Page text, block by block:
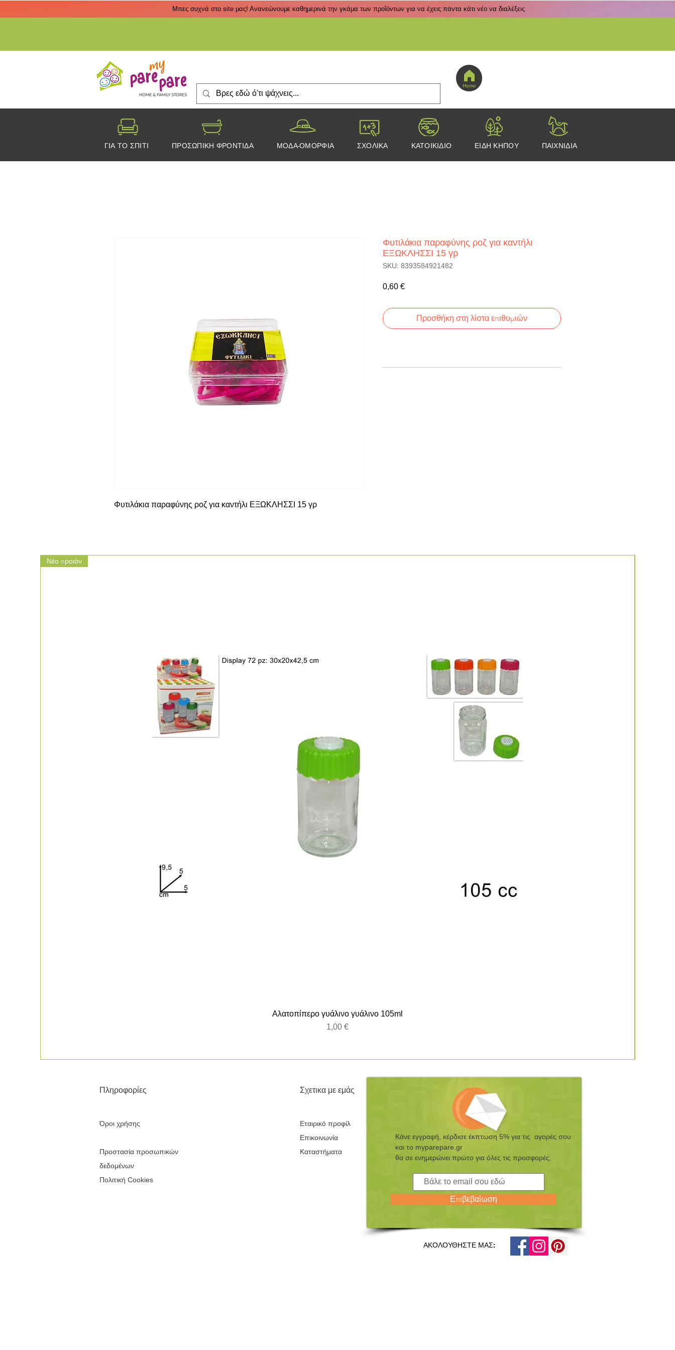
Μπες συχνά στο site μας! Ανανεώνουμε καθημερινά την γκάμα των προΐόντων για να έχεις πάντα κάτι νέο να διαλέξεις
Home
ΓΙΑ ΤΟ ΣΠΙΤΙ ΠΡΟΣΩΠΙΚΗ ΦΡΟΝΤΙΔΑ ΜΟΔΑ-ΟΜΟΡΦΙΑ ΣΧΟΛΙΚΑ ΚΑΤΟΙΚΙΔΙΟ ΕΙΔΗ ΚΗΠΟΥ ΠΑΙΧΝΙΔΙΑ
Φυτιλάκια παραφύνης ροζ για καντήλι ΕΞΩΚΛΗΣΣΙ 15 γρ
Φυτιλάκια παραφύνης ροζ για καντήλι
ΕΞΩΚΛΗΣΣΙ 15 γρ
SKU: 8393584921482
0,60 €Τιμή
Προσθήκη στη λίστα επιθυμιών
Νέο προιόν
Αλατοπίπερο γυάλινο γυάλινο 105ml
Τιμή
1,00 €
Πληροφορίες
Όροι χρήσης
Προστασία προσωπικών
δεδομένων
Πολιτική Cookies
Σχετικα με εμάς
Εταιρικό προφίλ
Επικοινωνία
Καταστήματα
Κάνε εγγραφή, κέρδισε έκπτωση 5% για τις αγορές σου
και τo myparepare.gr
θα σε ενημερώνει πρώτο για όλες τις προσφορές.
Επιβεβαίωση
ΑΚΟΛΟΥΘΗΣΤΕ ΜΑΣ: